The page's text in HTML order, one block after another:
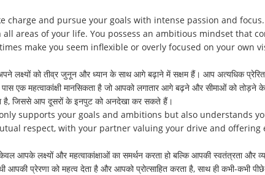
and pursue your goals with intense passion and
areas of your life. You possess an ambitious mindset that
make you seem inflexible or overly focused on your own
लक्ष्यों को तीव्र जुनून और ध्यान के साथ आगे बढ़ाने में सक्षम हैं। आप अत्यधिक
महत्वाकांक्षी मानसिकता है जो आपको लगातार आगे बढ़ने और सीमाओं को तोड़ने के
है, जिससे आप दूसरों के इनपुट को अनदेखा कर सकते हैं।
supports your goals and ambitions but also understands
respect, with your partner valuing your drive and offering
आपके लक्ष्यों और महत्वाकांक्षाओं का समर्थन करता हो बल्कि आपकी स्वतंत्रता और
प्रेरणा को महत्व देता है और आपको प्रोत्साहित करता है, साथ ही कभी-कभी